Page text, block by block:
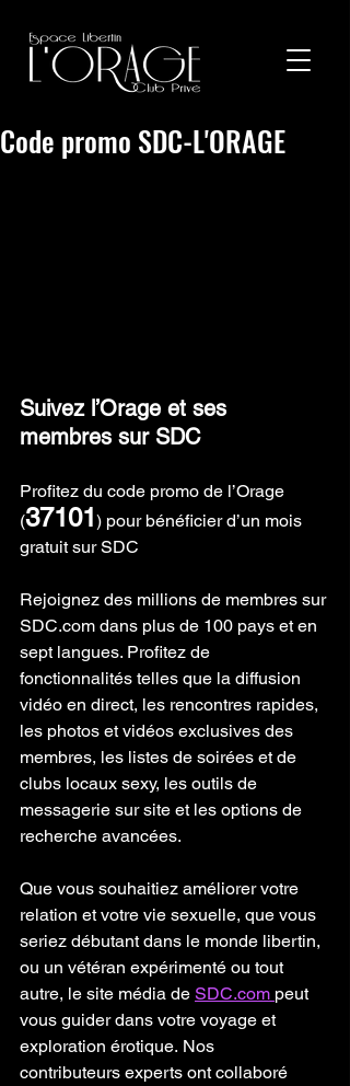
Code promo SDC-L'ORAGE
Suivez l’Orage et ses
membres sur SDC
Profitez du code promo de l’Orage
(37101) pour bénéficier d’un mois
gratuit sur SDC
Rejoignez des millions de membres sur
SDC.com dans plus de 100 pays et en
sept langues. Profitez de
fonctionnalités telles que la diffusion
vidéo en direct, les rencontres rapides,
les photos et vidéos exclusives des
membres, les listes de soirées et de
clubs locaux sexy, les outils de
messagerie sur site et les options de
recherche avancées.
Que vous souhaitiez améliorer votre
relation et votre vie sexuelle, que vous
seriez débutant dans le monde libertin,
ou un vétéran expérimenté ou tout
autre, le site média de SDC.com peut
vous guider dans votre voyage et
exploration érotique. Nos
contributeurs experts ont collaboré